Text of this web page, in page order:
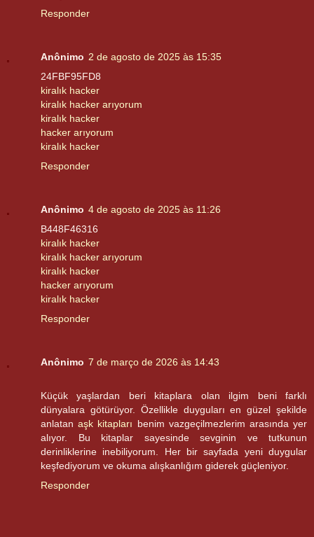
Responder
Anônimo 2 de agosto de 2025 às 15:35
24FBF95FD8
kiralık hacker
kiralık hacker arıyorum
kiralık hacker
hacker arıyorum
kiralık hacker
Responder
Anônimo 4 de agosto de 2025 às 11:26
B448F46316
kiralık hacker
kiralık hacker arıyorum
kiralık hacker
hacker arıyorum
kiralık hacker
Responder
Anônimo 7 de março de 2026 às 14:43
Küçük yaşlardan beri kitaplara olan ilgim beni farklı
dünyalara götürüyor. Özellikle duyguları en güzel şekilde
anlatanaşk kitapları benim vazgeçilmezlerim arasında yer
alıyor. Bu kitaplar sayesinde sevginin ve tutkunun
derinliklerine inebiliyorum. Her bir sayfada yeni duygular
keşfediyorum ve okuma alışkanlığım giderek güçleniyor.
Responder